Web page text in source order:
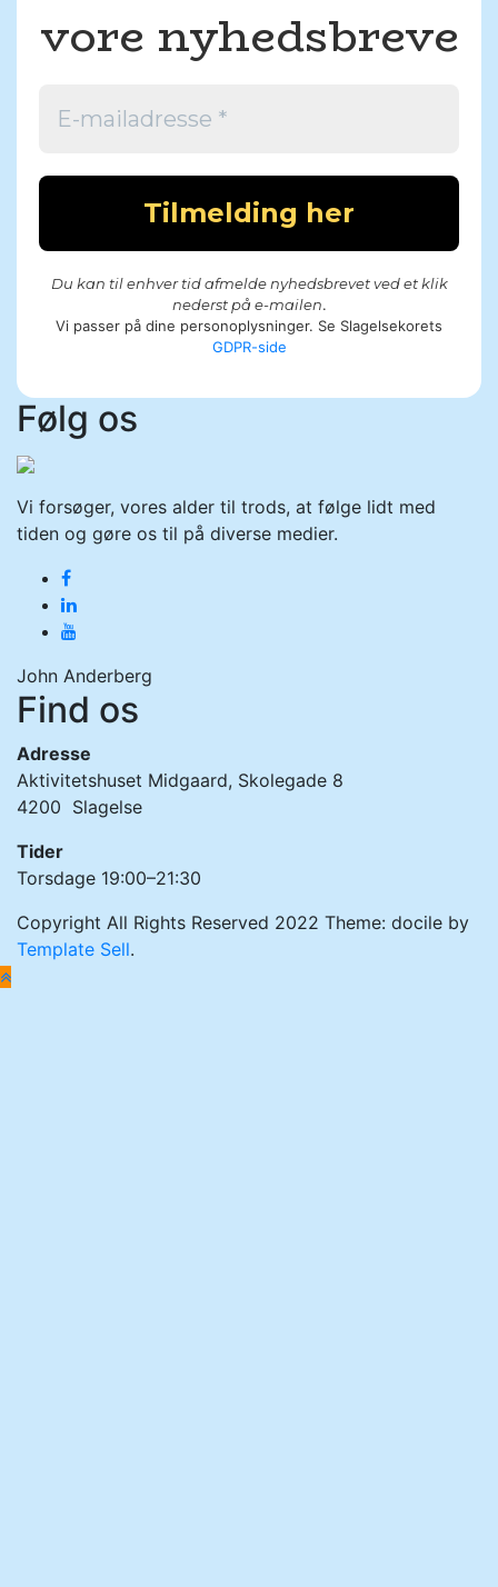
vore nyhedsbreve
Du kan til enhver tid afmelde nyhedsbrevet ved et klik
nederst på e-mailen.
Vi passer på dine personoplysninger. Se Slagelsekorets
GDPR-side
Følg os
Vi forsøger, vores alder til trods, at følge lidt med
tiden og gøre os til på diverse medier.
facebook
linkedin
youtube
John Anderberg
Find os
Adresse
Aktivitetshuset Midgaard, Skolegade 8
4200 Slagelse
Tider
Torsdage 19:00–21:30
Copyright All Rights Reserved 2022 Theme: docile by
Template Sell.